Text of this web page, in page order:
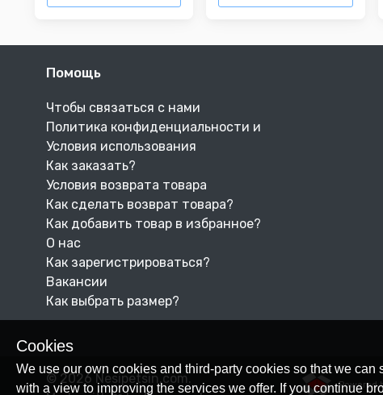
Cookies
We use our own cookies and third-party cookies so that we
with a view to improving the services we offer. If you continue
Помощь
Чтобы связаться с нами
Политика конфиденциальности и
Условия использования
Как заказать?
Условия возврата товара
Как сделать возврат товара?
Как добавить товар в избранное?
О нас
Как зарегистрироваться?
Вакансии
Как выбрать размер?
© 2026 Nesipetsin.com.
Powered